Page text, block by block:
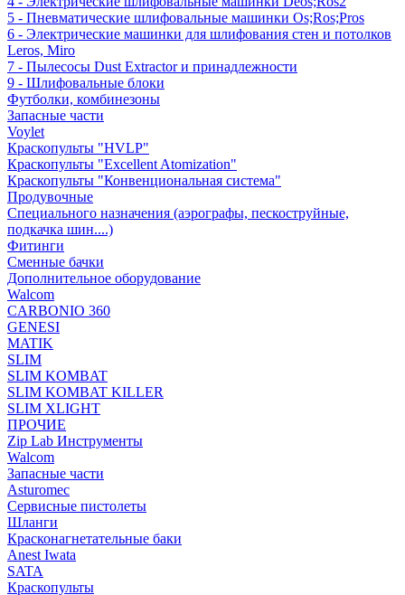
5 - Пневматические шлифовальные машинки Os;Ros;Pros
6 - Электрические машинки для шлифования стен и потолков
Leros, Miro
7 - Пылесосы Dust Extractor и принадлежности
9 - Шлифовальные блоки
Футболки, комбинезоны
Запасные части
Voylet
Краскопульты "HVLP"
Краскопульты "Excellent Atomization"
Краскопульты "Конвенциональная система"
Продувочные
Специального назначения (аэрографы, пескоструйные,
подкачка шин....)
Фитинги
Сменные бачки
Дополнительное оборудование
Walcom
CARBONIO 360
GENESI
MATIK
SLIM
SLIM KOMBAT
SLIM KOMBAT KILLER
SLIM XLIGHT
ПРОЧИЕ
Zip Lab Инструменты
Walсom
Запасные части
Asturomec
Сервисные пистолеты
Шланги
Красконагнетательные баки
Anest Iwata
SATA
Краскопульты